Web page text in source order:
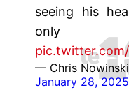
seeing his
only
pic.twitter.com/
— Chris
January 28, 2025